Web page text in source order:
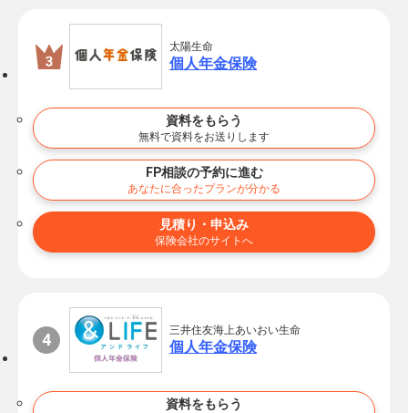
太陽生命
個人年金保険
資料をもらう
無料で資料をお送りします
FP相談の予約に進む
あなたに合ったプランが分かる
見積り・申込み
保険会社のサイトへ
三井住友海上あいおい生命
個人年金保険
資料をもらう